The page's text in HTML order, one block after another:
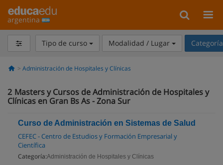
argentina
Tipo de curso Modalidad / Lugar
Administración de Hospitales y Clínicas
2 Masters y Cursos de Administración de Hospitales y
Clínicas en Gran Bs As - Zona Sur
Curso de Administración en Sistemas de Salud
CEFEC - Centro de Estudios y Formación Empresarial y
Científica
Categoría:Administración de Hospitales y Clínicas